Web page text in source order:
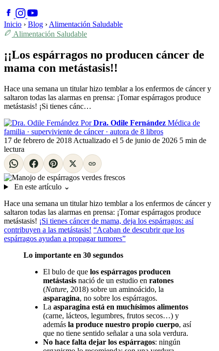
Inicio › Blog › Alimentación Saludable
Alimentación Saludable
¡¡Los espárragos no producen cáncer de
mama con metástasis!!
Hace una semana un titular hizo temblar a los enfermos de cáncer y
saltaron todas las alarmas en prensa: ¡Tomar espárragos produce
metástasis! ¡Si tienes cánc…
Por Dra. Odile Fernández Médica de
familia · superviviente de cáncer · autora de 8 libros
17 de febrero de 2018 Actualizado el 5 de junio de 2026 5 min de
lectura
En este artículo ⌄
Hace una semana un titular hizo temblar a los enfermos de cáncer y
saltaron todas las alarmas en prensa: ¡Tomar espárragos produce
metástasis! ¡Si tienes cáncer de mama, deja los espárragos: así
contribuyen a las metástasis! “Acaban de descubrir que los
espárragos ayudan a propagar tumores”
Lo importante en 30 segundos
El bulo de que los espárragos producen
metástasis nació de un estudio en ratones
(Nature, 2018) sobre un aminoácido, la
asparagina, no sobre los espárragos.
La asparagina está en muchísimos alimentos
(carne, lácteos, legumbres, frutos secos…) y
además la produce nuestro propio cuerpo, así
que no tiene sentido señalar a una sola verdura.
No hace falta dejar los espárragos: ningún